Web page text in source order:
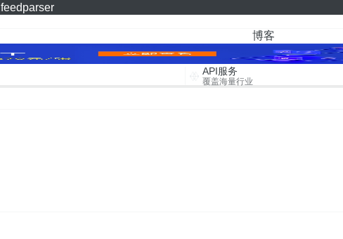
feedparser
博客
API服务
覆盖海量行业